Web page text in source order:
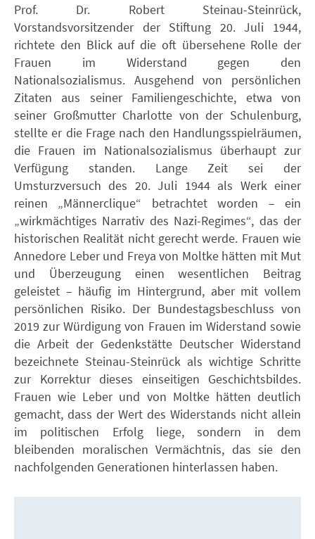
Prof. Dr. Robert Steinau-Steinrück,
Vorstandsvorsitzender der Stiftung 20. Juli 1944,
richtete den Blick auf die oft übersehene Rolle der
Frauen im Widerstand gegen den
Nationalsozialismus. Ausgehend von persönlichen
Zitaten aus seiner Familiengeschichte, etwa von
seiner Großmutter Charlotte von der Schulenburg,
stellte er die Frage nach den Handlungsspielräumen,
die Frauen im Nationalsozialismus überhaupt zur
Verfügung standen. Lange Zeit sei der
Umsturzversuch des 20. Juli 1944 als Werk einer
reinen „Männerclique“ betrachtet worden – ein
„wirkmächtiges Narrativ des Nazi-Regimes“, das der
historischen Realität nicht gerecht werde. Frauen wie
Annedore Leber und Freya von Moltke hätten mit Mut
und Überzeugung einen wesentlichen Beitrag
geleistet – häufig im Hintergrund, aber mit vollem
persönlichen Risiko. Der Bundestagsbeschluss von
2019 zur Würdigung von Frauen im Widerstand sowie
die Arbeit der Gedenkstätte Deutscher Widerstand
bezeichnete Steinau-Steinrück als wichtige Schritte
zur Korrektur dieses einseitigen Geschichtsbildes.
Frauen wie Leber und von Moltke hätten deutlich
gemacht, dass der Wert des Widerstands nicht allein
im politischen Erfolg liege, sondern in dem
bleibenden moralischen Vermächtnis, das sie den
nachfolgenden Generationen hinterlassen haben.